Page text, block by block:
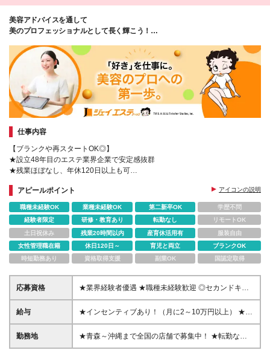
あり、期間中の差異はありません
美容アドバイスを通して
美のプロフェッショナルとして長く輝こう！
仕事内容
【ブランクや再スタートOK◎】
★設立48年目のエステ業界企業で安定感抜群
★残業ほぼなし、年休120日以上も可
アピールポイント
アイコンの説明
職種未経験OK 業種未経験OK 第二新卒OK
学歴不問
経験者限定
研修・教育あり 転勤なし
リモートOK
土日祝休み
残業20時間以内 産育休活用有
服装自由
女性管理職在籍
休日120日～ 育児と両立
ブランクOK
時短勤務あり
資格取得支援 副業OK 国認定取得
応募資格
★業界経験者優遇 ★職種未経験歓迎 ◎セカンドキャ
リアも応援！（年齢は問いません！） ＜必須条件＞
◆高卒以上 ◆美容業界勤務経験、またはエステティ
や美容分野に興味がある ◎専門的なスキルを身に付
け、女性のキレイをサポートしたい ◎前向きに仕事
給与
★インセンティブあり！（月に2～10万円以上） ★昇
給年1回＆賞与年2回！ 月給20～28万円+インセンテ
ィブ+賞与年2回 ※経験・スキルを考慮の上、決定。
勤務地
★青森～沖縄まで全国の店舗で募集中！ ★転勤なし
★天神店は4月24日に移転リニューアルオープン！ ■